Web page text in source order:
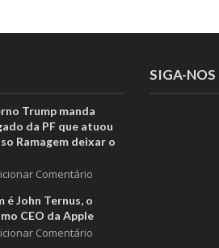
Trump manda
da PF que atuou
Ramagem deixar o
Comentário
é John Ternus, o
CEO da Apple
Comentário
SIGA-NOS